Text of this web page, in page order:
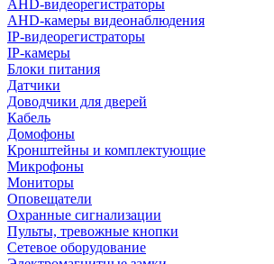
AHD-видеорегистраторы
AHD-камеры видеонаблюдения
IP-видеорегистраторы
IP-камеры
Блоки питания
Датчики
Доводчики для дверей
Кабель
Домофоны
Кронштейны и комплектующие
Микрофоны
Мониторы
Оповещатели
Охранные сигнализации
Пульты, тревожные кнопки
Сетевое оборудование